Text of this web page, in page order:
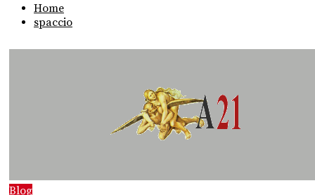
Home
spaccio
Blog